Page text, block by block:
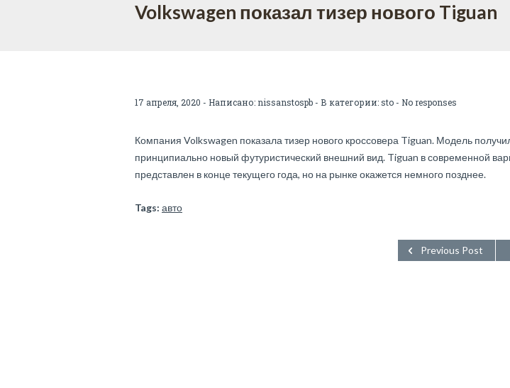
Volkswagen показал тизер нового Tiguan
17 апреля, 2020 - Написано: nissanstospb - В категории:sto - No responses
Компания Volkswagen показала тизер нового кроссовера Tiguan. Модель
принципиально новый футуристический внешний вид. Tiguan в современной
представлен в конце текущего года, но на рынке окажется немного позднее.
Tags: авто
Previous Post